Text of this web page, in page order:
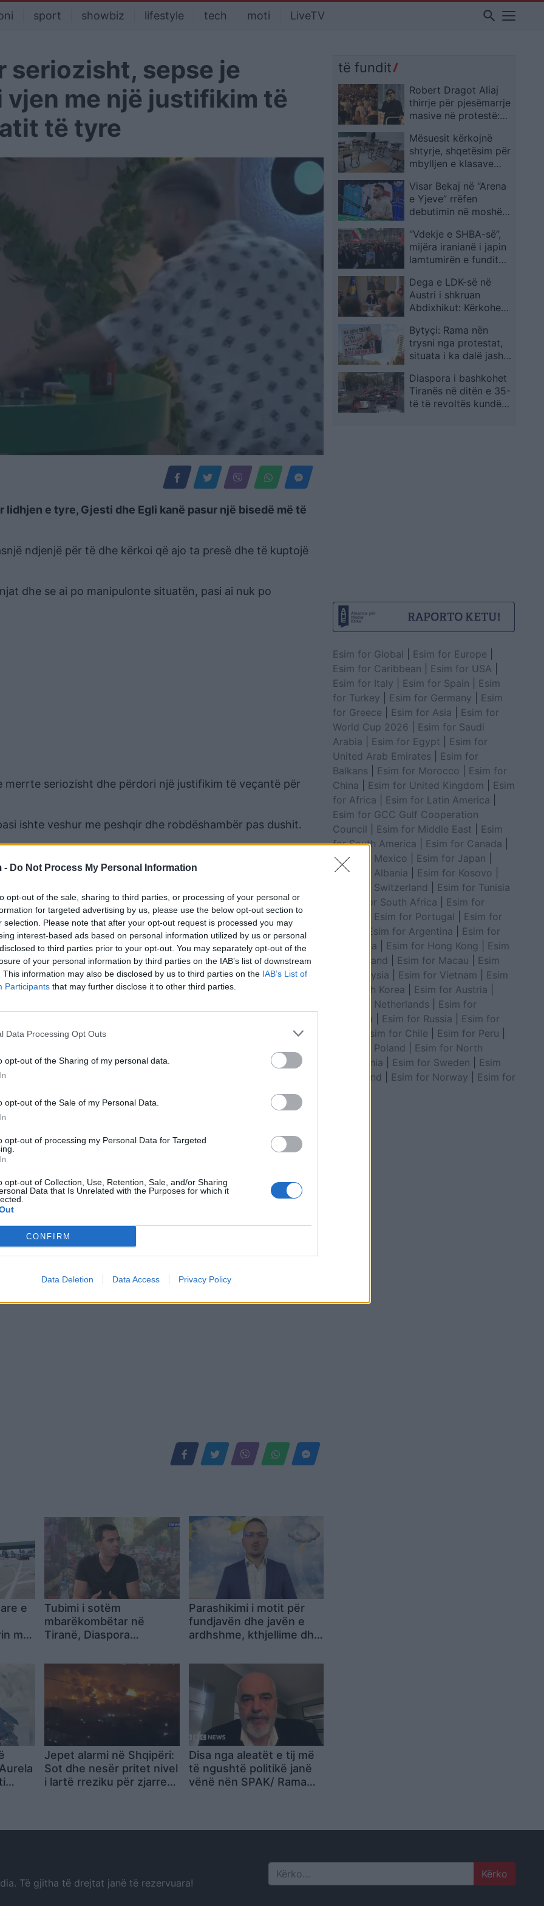
- Do Not Process My Personal Information
opt-out of the sale, sharing to third parties, or processing of your personal or
for targeted advertising by us, please use the below opt-out section to
selection. Please note that after your opt-out request is processed you may
interest-based ads based on personal information utilized by us or personal
to third parties prior to your opt-out. You may separately opt-out of the
of your personal information by third parties on the IAB’s list of downstream
This information may also be disclosed by us to third parties on the IAB’s List of
Participants that may further disclose it to other third parties.
Data Processing Opt Outs
opt-out of the Sharing of my personal data.
opt-out of the Sale of my Personal Data.
opt-out of processing my Personal Data for Targeted
opt-out of Collection, Use, Retention, Sale, and/or Sharing
Data that Is Unrelated with the Purposes for which it
CONFIRM
Data Deletion Data Access Privacy Policy
sport showbiz lifestyle tech moti LiveTV search
seriozisht, sepse je
vjen me një justifikim të
të tyre
e tyre, Gjesti dhe Egli kanë pasur një bisedë më të
ndjenjë për të dhe kërkoi që ajo ta presë dhe të kuptojë
dhe se ai po manipulonte situatën, pasi ai nuk po
merrte seriozisht dhe përdori një justifikim të veçantë për
ishte veshur me peshqir dhe robdëshambër pas dushit.
ta merrte Eglin seriozisht.
e merrnin seriozisht Gjestin, pasi edhe ai vishej ashtu.
serioz pse përfundimtar mbi lidhjen e tyre.
në koncert ka lidhje me
e
me
Tubimi i sotëm
mbarëkombëtar në
Tiranë, Diaspora
Aktivisti: Rama po flet për
një realitet jonormal,
protestuesit u dhunuan
në paraburgim! Sfida e
protestës ndaj
establishmentit 35-vjeçar
Parashikimi i motit për
fundjavën dhe javën e
ardhshme, kthjellime dhe
vend
Jepet alarmi në Shqipëri:
Sot dhe nesër pritet nivel
i lartë rreziku për zjarre
Disa nga aleatët e tij më
të ngushtë politikë janë
vënë nën SPAK/ Rama
të fundit
Robert Dragot Aliaj
thirrje për pjesëmarrje
masive në protestë:
stadiumeve dhe
koncerteve, kur vendi
është në rrezik?
Mësuesit kërkojnë
shtyrje, shqetësim për
mbylljen e klasave
Maqedoninë e Veriut
Visar Bekaj në “Arena
e Yjeve” rrëfen
debutimin në moshën
udhëtimin deri te
Kombëtarja e Kosovës
“Vdekje e SHBA-së”,
mijëra iranianë i japin
lamtumirën e fundit
ceremoni bie në sy
mungesa e djalit të
ish-Liderit Suprem
Dega e LDK-së në
Austri i shkruan
Abdixhikut: Kërkohen
brendshme dhe
përgjegjësi për
rezultatin
Bytyçi: Rama nën
trysni nga protestat,
situata i ka dalë jashtë
Diaspora i bashkohet
Tiranës në ditën e 35-
të të revoltës kundër
Esim for Global Esim for Europe
Esim for Caribbean
Esim for USA
Esim for Italy
Esim for Spain
Esim
for Turkey
Esim for Germany
Esim
for Greece
Esim for Asia
Esim for
World Cup 2026
Esim for Saudi
Arabia
Esim for Egypt
Esim for
United Arab Emirates
Esim for
Balkans
Esim for Morocco
Esim for
China
Esim for United Kingdom
Esim
for Africa
Esim for Latin America
Esim for GCC Gulf Cooperation
Council
Esim for Middle East
Esim
for South America
Esim for Canada
Esim for Mexico
Esim for Japan
Esim for Albania
Esim for Kosovo
Esim for Switzerland
Esim for Tunisia
Esim for South Africa
Esim for
Esim for Portugal
Esim for
Esim for Argentina
Esim for
Colombia
Esim for Hong Kong
Esim
for Thailand
Esim for Macau
Esim
for Malaysia
Esim for Vietnam
Esim
for South Korea
Esim for Austria
Esim for Netherlands
Esim for
Australia
Esim for Russia
Esim for
Esim for Chile Esim for Peru
Esim for Poland
Esim for North
Macedonia
Esim for Sweden
Esim
for Finland
Esim for Norway
Esim for
Të gjitha të drejtat janë të rezervuara! Search